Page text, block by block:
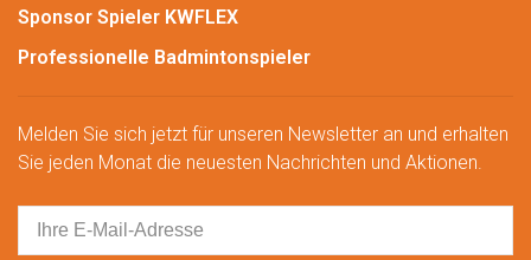
Sponsor Spieler KWFLEX
Professionelle Badmintonspieler
Melden Sie sich jetzt für unseren Newsletter an und erhalten
Sie jeden Monat die neuesten Nachrichten und Aktionen.